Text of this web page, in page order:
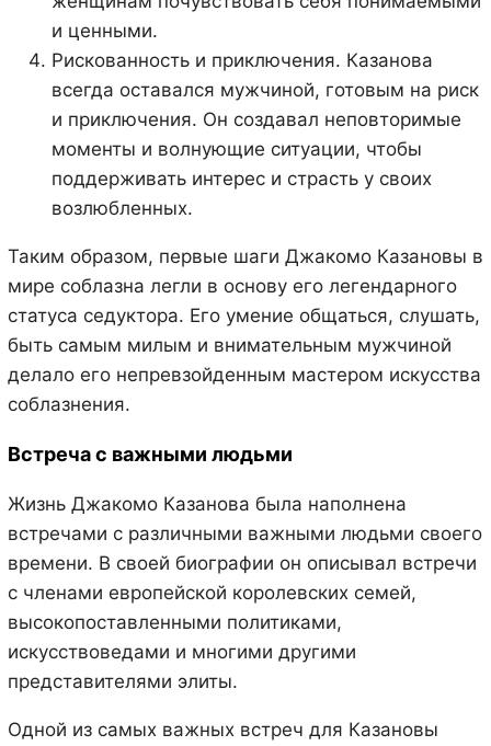
и ценными.
Рискованность и приключения. Казанова
всегда оставался мужчиной, готовым на риск
и приключения. Он создавал неповторимые
моменты и волнующие ситуации, чтобы
поддерживать интерес и страсть у своих
возлюбленных.
Таким образом, первые шаги Джакомо Казановы в
мире соблазна легли в основу его легендарного
статуса седуктора. Его умение общаться, слушать,
быть самым милым и внимательным мужчиной
делало его непревзойденным мастером искусства
соблазнения.
Встреча с важными людьми
Жизнь Джакомо Казанова была наполнена
встречами с различными важными людьми своего
времени. В своей биографии он описывал встречи
с членами европейской королевских семей,
высокопоставленными политиками,
искусствоведами и многими другими
представителями элиты.
Одной из самых важных встреч для Казановы